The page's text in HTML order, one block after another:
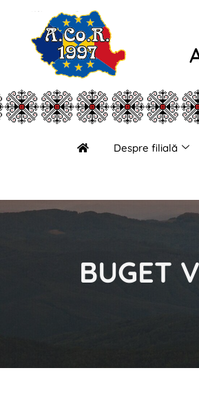
Despre filială
BUGET